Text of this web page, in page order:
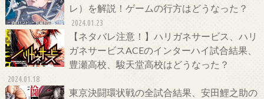
レ）を解説！ゲームの行方はどうなった？
2024.01.23
【ネタバレ注意！】ハリガネサービス、ハリ
ガネサービスACEのインターハイ試合結果、
豊瀬高校、駿天堂高校はどうなった？
2024.01.18
東京決闘環状戦の全試合結果、安田鯉之助の